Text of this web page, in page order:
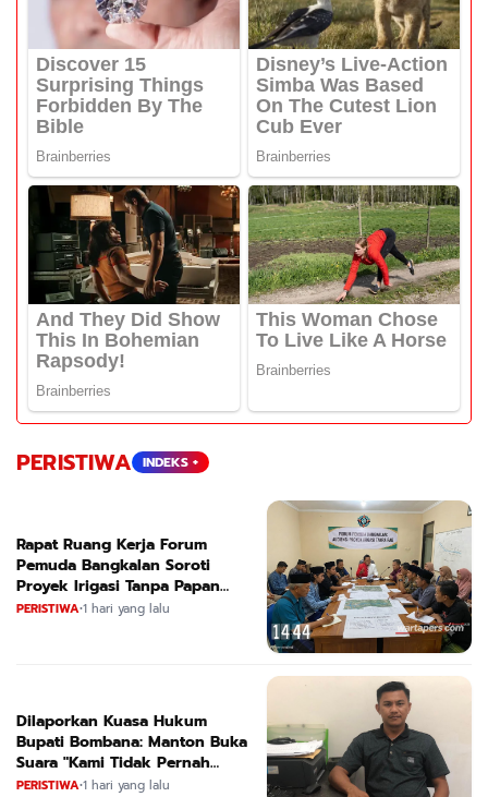
PERISTIWA INDEKS +
Rapat Ruang Kerja Forum
Pemuda Bangkalan Soroti
Proyek Irigasi Tanpa Papan
Nama
PERISTIWA•1 hari yang lalu
Dilaporkan Kuasa Hukum
Bupati Bombana: Manton Buka
Suara "Kami Tidak Pernah
Menutup Ruang Hak Jawab"
PERISTIWA•1 hari yang lalu